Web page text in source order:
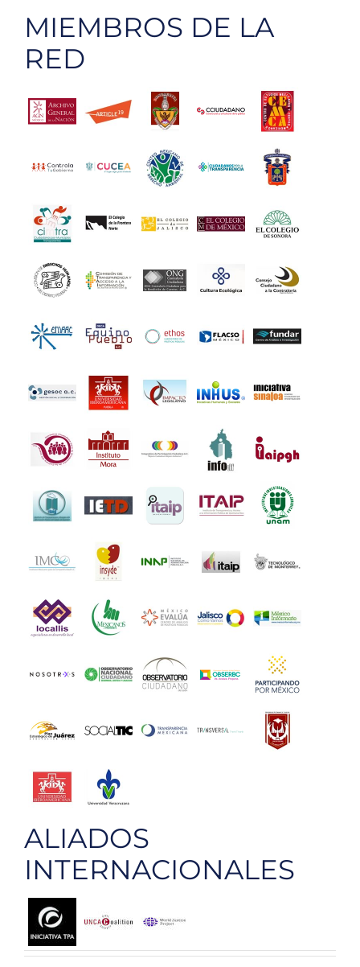
MIEMBROS DE LA
RED
ALIADOS
INTERNACIONALES